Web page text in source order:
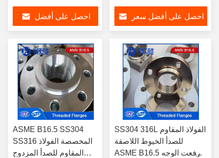
الأنبوب المتداخلة DN 10
إلى DN 3000 للتطبيقات
الصناعية
احصل على أفضل
المقاوم للصدأ
احصل على أفضل سعر
ASME B16.5 SS304
SS316 المخصصة الفولاذ
المقاوم للصدأ المزدوج
SS304 316L الفولاذ المقاوم
للصدأ الخيوط اللاصقة
ASME B16.5 رفعت الوجه